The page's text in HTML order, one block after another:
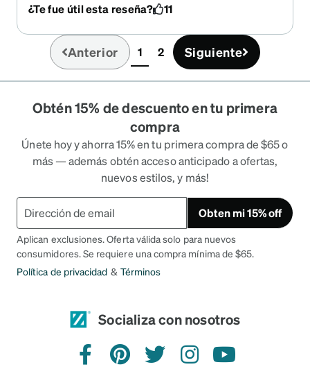
frames so there shouldn't have been an issue. I
store credit minus shipping. I requested a full
refund since the sizing issue was not my fault and
glasses only.
¿Te fue útil esta reseña? 11
Anterior 1(current)
2 Siguiente
Obtén 15% de descuento en tu primera
compra
Únete hoy y ahorra 15% en tu primera compra de $65 o
más — además obtén acceso anticipado a ofertas,
nuevos estilos, y más!
Obten mi 15% off
Aplican exclusiones. Oferta válida solo para nuevos
consumidores. Se requiere una compra mínima de $65.
Política de privacidad & Términos
Socializa con nosotros
FacebookPinterestTwitterInstagramYouTube